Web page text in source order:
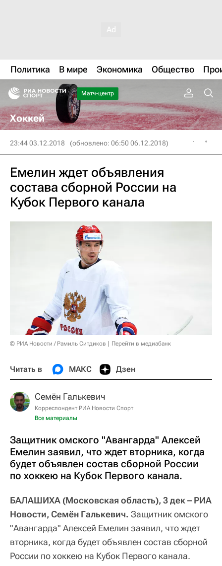
Политика В мире Экономика Общество
Матч-центр
Хоккей
23:44 03.12.2018 (обновлено: 06:50 06.12.2018)
Емелин ждет объявления
состава сборной России на
Кубок Первого канала
© РИА Новости / Рамиль Ситдиков Перейти в медиабанк
Читать в МАКС Дзен
Семён Галькевич
Корреспондент РИА Новости Спорт
Все материалы
Защитник омского "Авангарда" Алексей
Емелин заявил, что ждет вторника, когда
будет объявлен состав сборной России
по хоккею на Кубок Первого канала.
БАЛАШИХА (Московская область), 3 дек – РИА
Новости, Семён Галькевич. Защитник омского
"Авангарда" Алексей Емелин заявил, что ждет
вторника, когда будет объявлен состав сборной
России по хоккею на Кубок Первого канала.